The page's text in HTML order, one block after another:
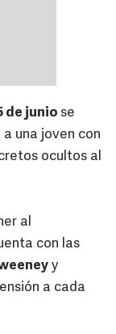
de junio se
una joven con
ocultos al
al
con las
y
a cada